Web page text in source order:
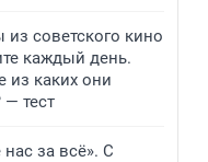
из советского кино
каждый день.
из каких они
тест
нас за всё». С